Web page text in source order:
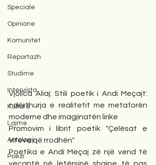
Speciale
Opinione
Komunitet
Reportazh
Studime
Intervista
Kulturë
Lajme
Antologji
Poezi
Vjollca Aliaj: Stili poetik i Andi Meçajt:
ndërthurja e realitetit me metaforën
moderne dhe imagjinatën lirike
Promovim i librit poetik "Çelësat e
viteve që rrodhën"
Poetika e Andi Meçaj zë një vend të